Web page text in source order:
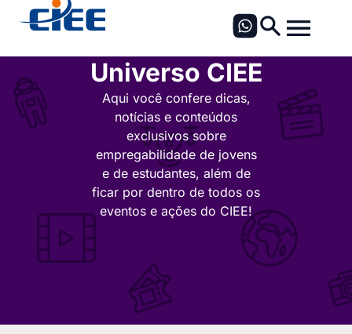
Universo CIEE
Aqui você confere dicas,
notícias e conteúdos
exclusivos sobre
empregabilidade de jovens
e de estudantes, além de
ficar por dentro de todos os
eventos e ações do CIEE!